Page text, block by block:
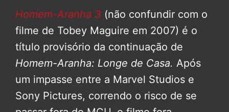
Homem-Aranha 3 (não confundir com o
filme de Tobey Maguire em 2007) é o
título provisório da continuação de
Homem-Aranha: Longe de Casa. Após
um impasse entre a Marvel Studios e
Sony Pictures, correndo o risco de se